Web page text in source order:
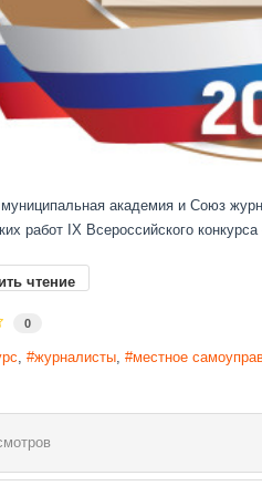
академия и Союз
работ IX Всероссийского
чтение
0
журналисты местное